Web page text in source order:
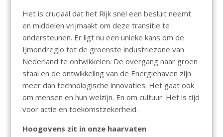
Het is cruciaal dat het Rijk snel een besluit neemt
en middelen vrijmaakt om deze transitie te
ondersteunen. Er ligt nu een unieke kans om de
IJmondregio tot de groenste industriezone van
Nederland te ontwikkelen. De overgang naar groen
staal en de ontwikkeling van de Energiehaven zijn
meer dan technologische innovaties. Het gaat ook
om mensen en hun welzijn. En om cultuur. Het is tijd
voor actie en toekomstzekerheid.
Hoogovens zit in onze haarvaten